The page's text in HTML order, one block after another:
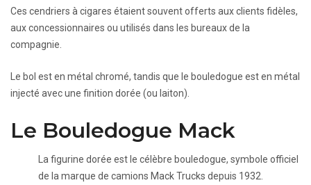
Ces cendriers à cigares étaient souvent offerts aux clients fidèles,
aux concessionnaires ou utilisés dans les bureaux de la
compagnie.
Le bol est en métal chromé, tandis que le bouledogue est en métal
injecté avec une finition dorée (ou laiton).
Le Bouledogue Mack
La figurine dorée est le célèbre bouledogue, symbole officiel
de la marque de camions Mack Trucks depuis 1932.